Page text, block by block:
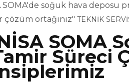
SOMA'de soğuk hava deposu
ortağınız" TEKNİK
SOMA
Süreci